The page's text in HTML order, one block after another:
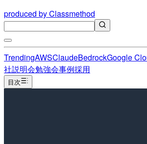
produced by Classmethod
TrendingAWSClaudeBedrockGoogle
社説明会勉強会事例採用
目次